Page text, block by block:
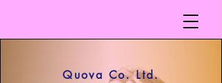
Quova Co. Ltd.